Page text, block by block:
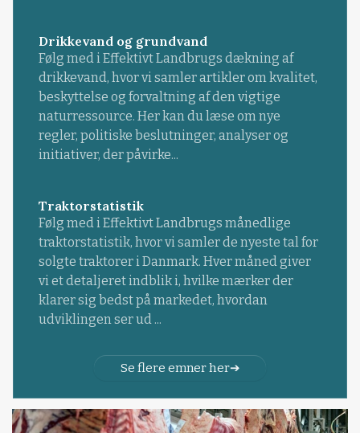
Drikkevand og grundvand
Følg med i Effektivt Landbrugs dækning af
drikkevand, hvor vi samler artikler om kvalitet,
beskyttelse og forvaltning af den vigtige
naturressource. Her kan du læse om nye
regler, politiske beslutninger, analyser og
initiativer, der påvirke...
Traktorstatistik
Følg med i Effektivt Landbrugs månedlige
traktorstatistik, hvor vi samler de nyeste tal for
solgte traktorer i Danmark. Hver måned giver
vi et detaljeret indblik i, hvilke mærker der
klarer sig bedst på markedet, hvordan
udviklingen ser ud ...
Se flere emner her